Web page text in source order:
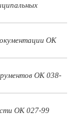
ОК
OK 038-
ОК 027-99